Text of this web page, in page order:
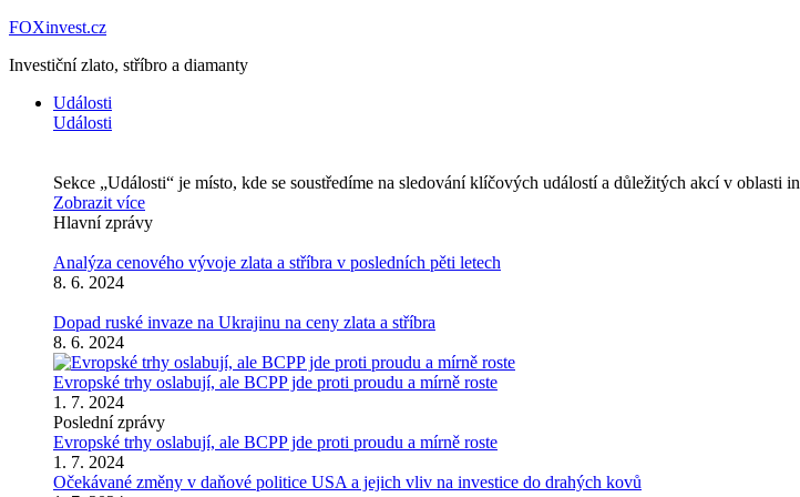
FOXinvest.cz
Investiční zlato, stříbro a diamanty
Události
Události
Sekce „Události“ je místo, kde se soustředíme na sledování klíčových událostí a důležitých akcí v
Zobrazit více
Hlavní zprávy
Analýza cenového vývoje zlata a stříbra v posledních pěti letech
8. 6. 2024
Dopad ruské invaze na Ukrajinu na ceny zlata a stříbra
8. 6. 2024
Evropské trhy oslabují, ale BCPP jde proti proudu a mírně roste
1. 7. 2024
Poslední zprávy
Evropské trhy oslabují, ale BCPP jde proti proudu a mírně roste
1. 7. 2024
Očekávané změny v daňové politice USA a jejich vliv na investice do drahých kovů